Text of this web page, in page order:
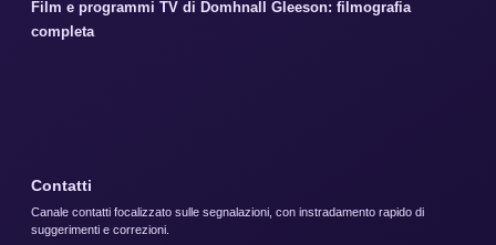
Film e programmi TV di Domhnall Gleeson: filmografia
completa
Contatti
Canale contatti focalizzato sulle segnalazioni, con instradamento rapido di
suggerimenti e correzioni.